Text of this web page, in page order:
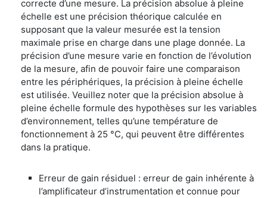
correcte d’une mesure. La précision absolue à pleine
échelle est une précision théorique calculée en
supposant que la valeur mesurée est la tension
maximale prise en charge dans une plage donnée. La
précision d’une mesure varie en fonction de l’évolution
de la mesure, afin de pouvoir faire une comparaison
entre les périphériques, la précision à pleine échelle
est utilisée. Veuillez noter que la précision absolue à
pleine échelle formule des hypothèses sur les variables
d’environnement, telles qu’une température de
fonctionnement à 25 °C, qui peuvent être différentes
dans la pratique.
Erreur de gain résiduel : erreur de gain inhérente à
l’amplificateur d’instrumentation et connue pour